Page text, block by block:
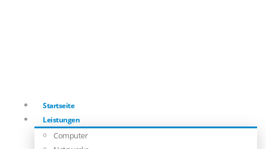
Startseite
Leistungen
Computer